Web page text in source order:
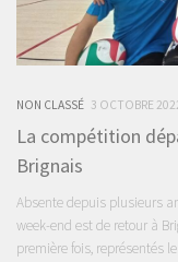
NON CLASSÉ 3 OCTOBRE
La compétition
Brignais
Absente depuis plusieurs
week-end est de retour à
première fois, représentés